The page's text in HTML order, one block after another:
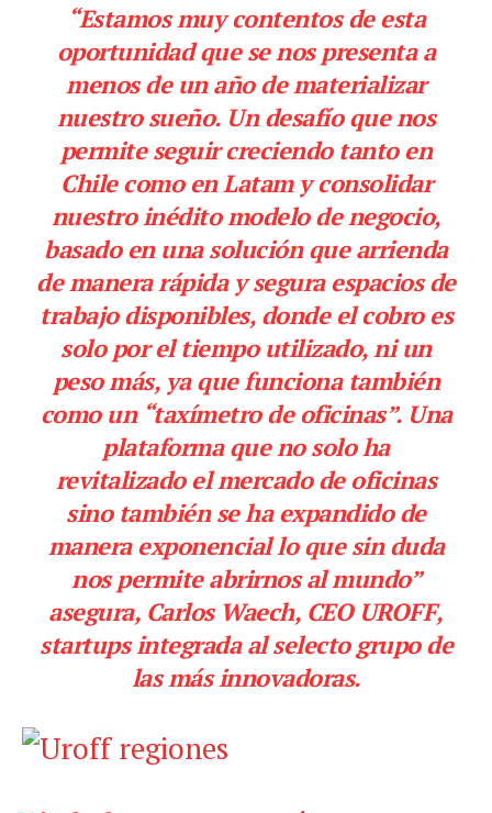
“Estamos muy contentos de esta
oportunidad que se nos presenta a
menos de un año de materializar
nuestro sueño. Un desafío que nos
permite seguir creciendo tanto en
Chile como en Latam y consolidar
nuestro inédito modelo de negocio,
basado en una solución que arrienda
de manera rápida y segura espacios de
trabajo disponibles, donde el cobro es
solo por el tiempo utilizado, ni un
peso más, ya que funciona también
como un “taxímetro de oficinas”. Una
plataforma que no solo ha
revitalizado el mercado de oficinas
sino también se ha expandido de
manera exponencial lo que sin duda
nos permite abrirnos al mundo”
asegura, Carlos Waech, CEO UROFF,
startups integrada al selecto grupo de
las más innovadoras.